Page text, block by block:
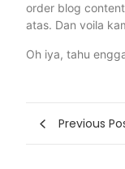
order blog
atas. Dan voila
Oh iya, tahu
Previous